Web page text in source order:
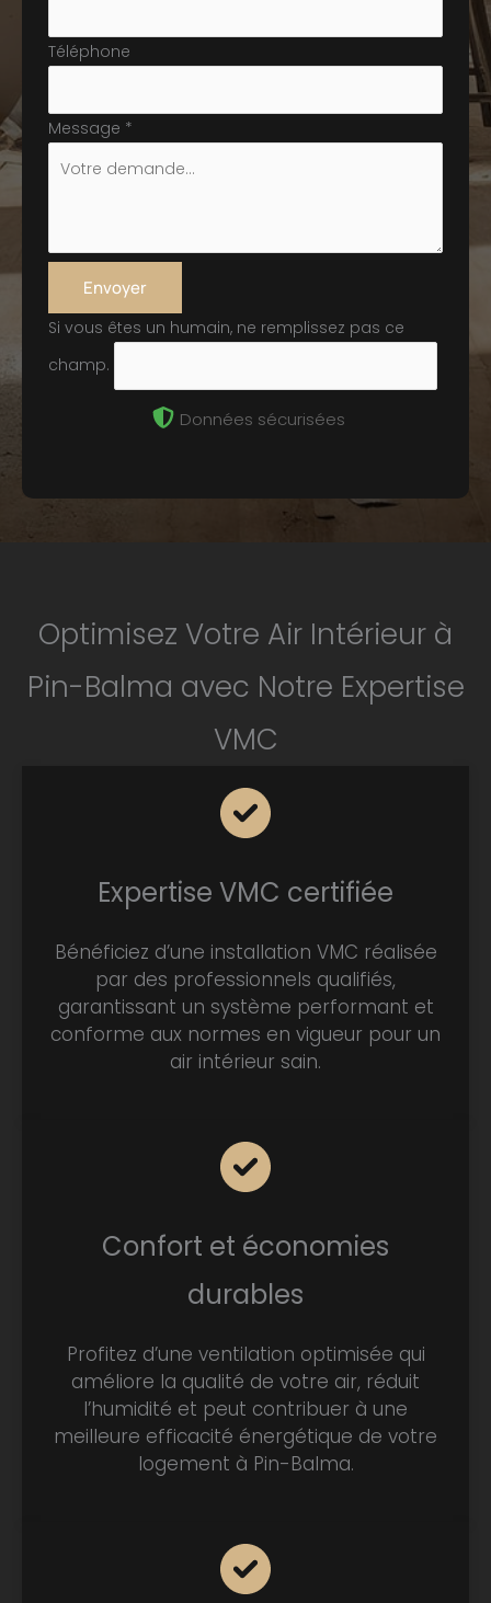
Téléphone
Message *
Envoyer
Si vous êtes un humain, ne remplissez pas ce
champ.
Données sécurisées
Optimisez Votre Air Intérieur à
Pin-Balma avec Notre Expertise
VMC
Expertise VMC certifiée
Bénéficiez d’une installation VMC réalisée
par des professionnels qualifiés,
garantissant un système performant et
conforme aux normes en vigueur pour un
air intérieur sain.
Confort et économies
durables
Profitez d’une ventilation optimisée qui
améliore la qualité de votre air, réduit
l’humidité et peut contribuer à une
meilleure efficacité énergétique de votre
logement à Pin-Balma.